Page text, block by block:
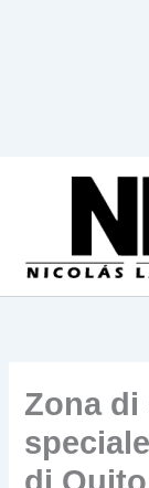
Zona